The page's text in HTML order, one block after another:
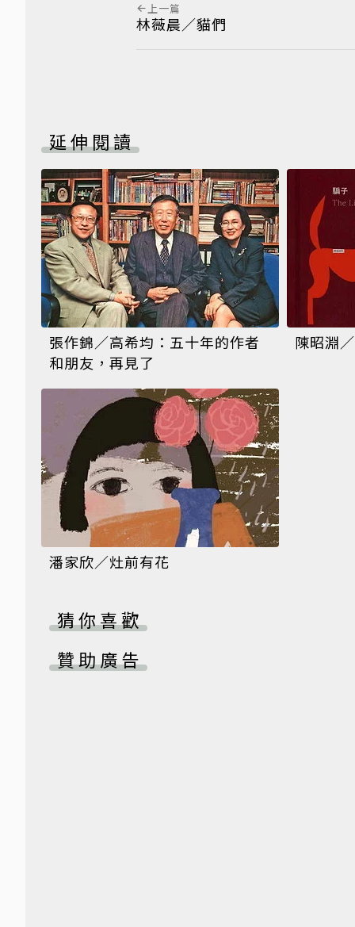
上一篇
林薇晨／貓們
延伸閱讀
張作錦／高希均：五十年的作者
和朋友，再見了
陳昭淵
潘家欣／灶前有花
猜你喜歡
贊助廣告